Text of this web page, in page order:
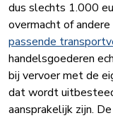
dus slechts 1.000
overmacht of andere
passende
handelsgoederen
bij vervoer met de
dat wordt
aansprakelijk zijn.